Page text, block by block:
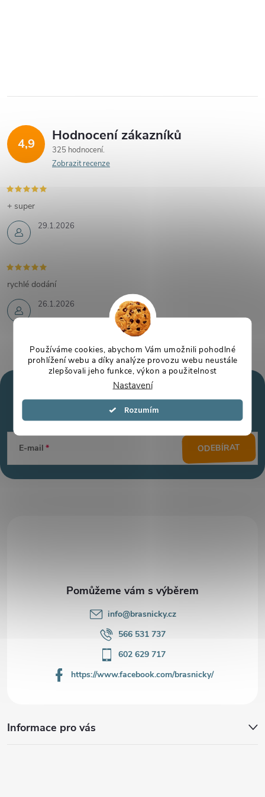
Používáme cookies, abychom Vám umožnili pohodlné
prohlížení webu a díky analýze provozu webu neustále
zlepšovali jeho funkce, výkon a použitelnost
Nastavení
Souhlasím
4,9 Hodnocení zákazníků
325 hodnocení
Zobrazit recenze
29.1.2026
+ super
26.1.2026
rychlé dodání
p
Mějte přehled o novinkách
a slevách
E-mail ODEBÍRAT
info@brasnicky.cz
566 531 737
602 629 717
https://www.facebook.com/brasnicky/
Informace pro vás